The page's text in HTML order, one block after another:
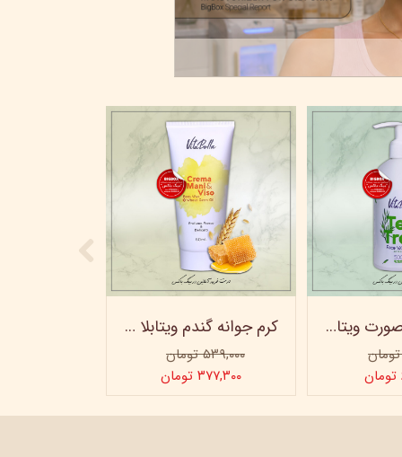
کرم جوانه گندم ویتابلا - تیوپی 60 میلی‌ لیتر
۵۳۹,۰۰۰ تومان
۳۷۷,۳۰۰ تومان
ژل شستشو صورت ویتابلا - 300 میلی لیتر